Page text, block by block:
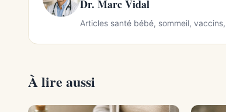
Dr. Marc Vidal
Articles santé bébé, sommeil,
À lire aussi